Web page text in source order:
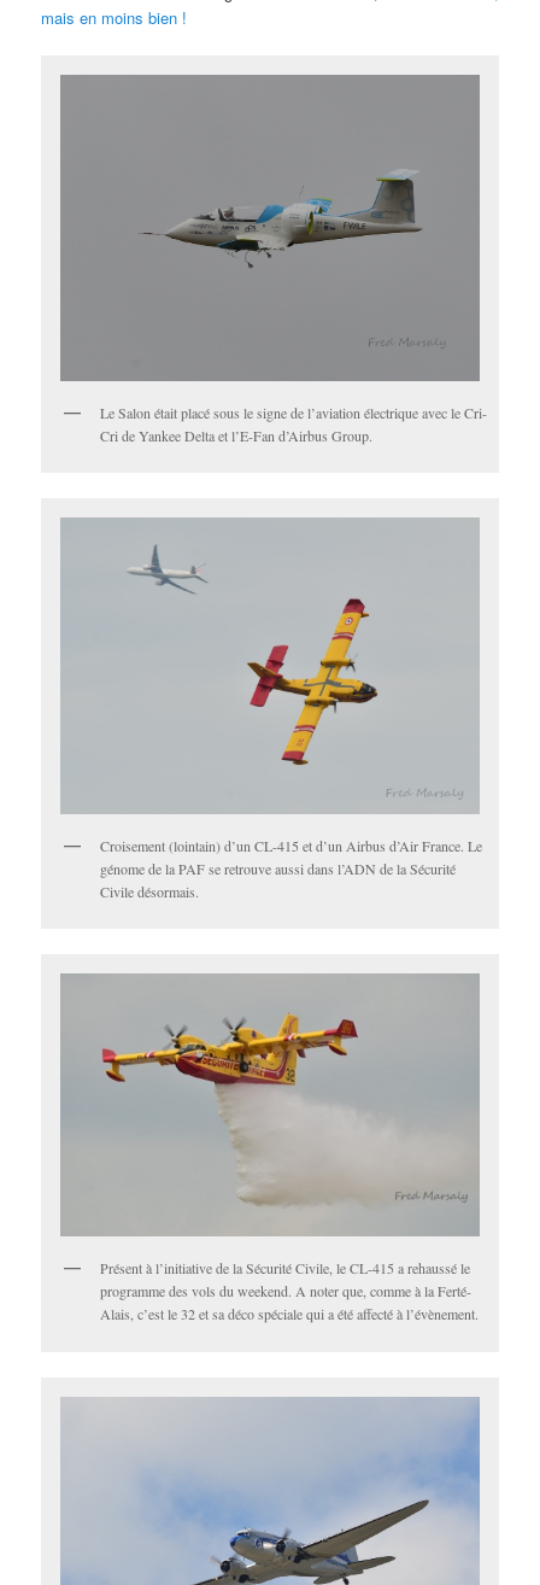
mais en moins bien !
Le Salon était placé sous le signe de l’aviation électrique avec le Cri-
Cri de Yankee Delta et l’E-Fan d’Airbus Group.
Croisement (lointain) d’un CL-415 et d’un Airbus d’Air France. Le
génome de la PAF se retrouve aussi dans l’ADN de la Sécurité
Civile désormais.
Présent à l’initiative de la Sécurité Civile, le CL-415 a rehaussé le
programme des vols du weekend. A noter que, comme à la Ferté-
Alais, c’est le 32 et sa déco spéciale qui a été affecté à l’évènement.